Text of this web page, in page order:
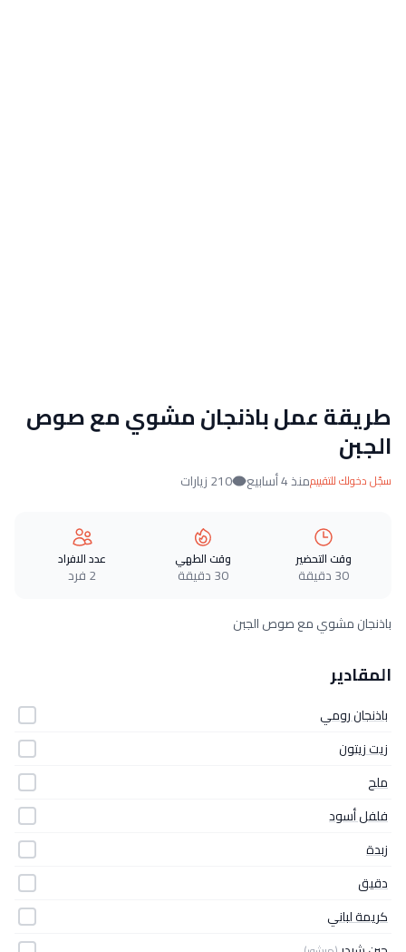
طريقة عمل باذنجان مشوي مع صوص
الجبن
سجّل دخولك للتقييممنذ 4 أسابيع 210 زيارات
وقت التحضير
30 دقيقة
وقت الطهي
30 دقيقة
عدد الافراد
2 فرد
باذنجان مشوي مع صوص الجبن
المقادير
باذنجان رومي
زيت زيتون
ملح
فلفل أسود
زبدة
دقيق
كريمة لباني